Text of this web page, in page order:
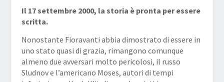
Il 17 settembre 2000, la storia è pronta per essere
scritta.
Nonostante Fioravanti abbia dimostrato di essere in
uno stato quasi di grazia, rimangono comunque
almeno due avversari molto pericolosi, il russo
Sludnov e l’americano Moses, autori di tempi